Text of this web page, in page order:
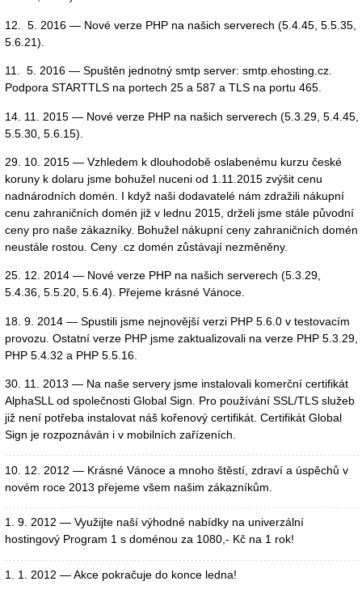
12. 5. 2016 — Nové verze PHP na našich serverech (5.4.45, 5.5.35,
5.6.21).
11. 5. 2016 — Spuštěn jednotný smtp server: smtp.ehosting.cz.
Podpora STARTTLS na portech 25 a 587 a TLS na portu 465.
14. 11. 2015 — Nové verze PHP na našich serverech (5.3.29, 5.4.45,
5.5.30, 5.6.15).
29. 10. 2015 — Vzhledem k dlouhodobě oslabenému kurzu české
koruny k dolaru jsme bohužel nuceni od 1.11.2015 zvýšit cenu
nadnárodních domén. I když naši dodavatelé nám zdražili nákupní
cenu zahraničních domén již v lednu 2015, drželi jsme stále původní
ceny pro naše zákazníky. Bohužel nákupní ceny zahraničních domén
neustále rostou. Ceny .cz domén zůstávají nezměněny.
25. 12. 2014 — Nové verze PHP na našich serverech (5.3.29,
5.4.36, 5.5.20, 5.6.4). Přejeme krásné Vánoce.
18. 9. 2014 — Spustili jsme nejnovější verzi PHP 5.6.0 v testovacím
provozu. Ostatní verze PHP jsme zaktualizovali na verze PHP 5.3.29,
PHP 5.4.32 a PHP 5.5.16.
30. 11. 2013 — Na naše servery jsme instalovali komerční certifikát
AlphaSLL od společnosti Global Sign. Pro používání SSL/TLS služeb
již není potřeba instalovat náš kořenový certifikát. Certifikát Global
Sign je rozpoznáván i v mobilních zařízeních.
10. 12. 2012 — Krásné Vánoce a mnoho štěstí, zdraví a úspěchů v
novém roce 2013 přejeme všem našim zákazníkům.
1. 9. 2012 — Využijte naší výhodné nabídky na univerzální
hostingový Program 1 s doménou za 1080,- Kč na 1 rok!
1. 1. 2012 — Akce pokračuje do konce ledna!